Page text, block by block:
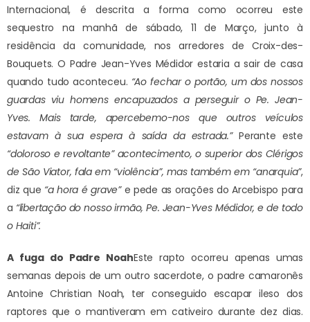
Internacional, é descrita a forma como ocorreu este
sequestro na manhã de sábado, 11 de Março, junto à
residência da comunidade, nos arredores de Croix-des-
Bouquets. O Padre Jean-Yves Médidor estaria a sair de casa
quando tudo aconteceu. “Ao fechar o portão, um dos nossos
guardas viu homens encapuzados a perseguir o Pe. Jean-
Yves. Mais tarde, apercebemo-nos que outros veículos
estavam à sua espera à saída da estrada.”Perante este
“doloroso e revoltante” acontecimento, o superior dos Clérigos
de São Viator, fala em “violência”, mas também em “anarquia”,
diz que “a hora é grave” e pede as orações do Arcebispo para
a “libertação do nosso irmão, Pe. Jean-Yves Médidor, e de todo
o Haiti”.
A fuga do Padre NoahEste rapto ocorreu apenas umas
semanas depois de um outro sacerdote, o padre camaronês
Antoine Christian Noah, ter conseguido escapar ileso dos
raptores que o mantiveram em cativeiro durante dez dias.